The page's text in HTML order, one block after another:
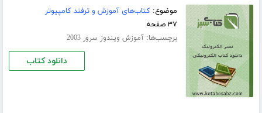
موضوع:کتاب‌های آموزش و ترفند کامپیوتر
۳۷ صفحه
برچسب‌ها:آموزش ویندوز سرور 2003
دانلود کتاب